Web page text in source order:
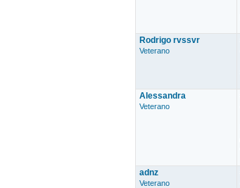
Rodrigo rvssvr
Veterano
Alessandra
Veterano
adnz
Veterano